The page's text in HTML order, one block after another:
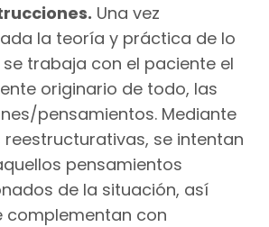
Una vez
la teoría y práctica de lo
trabaja con el paciente el
originario de todo, las
pensamientos. Mediante
se intentan
pensamientos
de la situación, así
complementan con